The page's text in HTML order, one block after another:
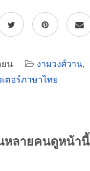
ยน งามวงศ์วาน,
เตอร์ภาษาไทย
หลายคนดูหน้านี้